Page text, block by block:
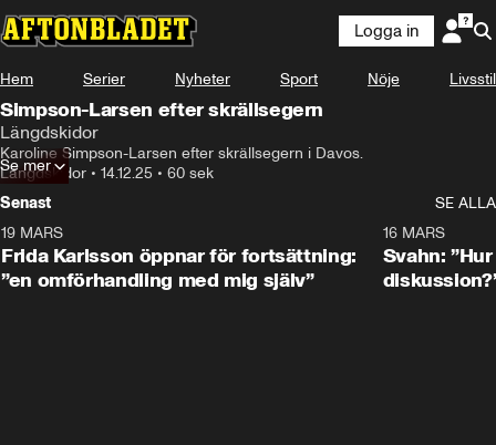
Logga in
Hem Serier Nyheter Sport Nöje Livsstil
Simpson-Larsen efter skrällsegern
Längdskidor
Karoline Simpson-Larsen efter skrällsegern i Davos.
Längdskidor • 14.12.25 • 60 sek
Se mer
Senast
SE ALLA
19 MARS
Frida Karlsson öppnar för fortsättning:
”en omförhandling med mig själv”
16 MARS
Svahn: